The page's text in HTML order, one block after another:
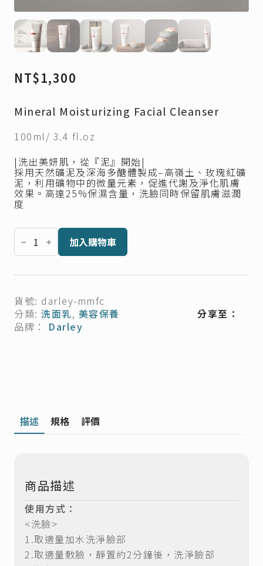
NT$1,300
Mineral Moisturizing Facial Cleanser
100ml/ 3.4 fl.oz
|洗出美妍肌，從『泥』開始|
採用天然礦泥及深海多醣體製成–高嶺土、玫瑰紅礦
泥，利用礦物中的微量元素，促進代謝及淨化肌膚
效果。高達25%保濕含量，洗臉同時保留肌膚滋潤
度
Darley
礦
妍
潤
潔
泥
數
量
加入購物車
貨號: darley-mmfc
分類: 洗面乳, 美容保養
品牌： Darley
分享至：
描述 規格 評價
商品描述
使用方式：
<洗臉>
1.取適量加水洗淨臉部
2.取適量敷臉，靜置約2分鐘後，洗淨臉部